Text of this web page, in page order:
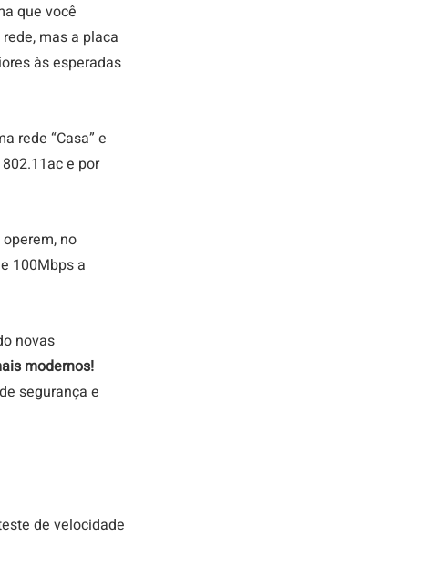
que você
mas a placa
às esperadas
rede “Casa” e
e por
no
100Mbps a
novas
modernos!
segurança e
de velocidade